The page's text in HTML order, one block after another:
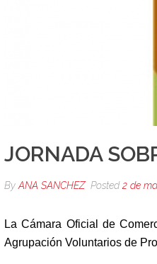
JORNADA
By ANA SANCHEZ Posted2 de
La Cámara Oficial de
Agrupación Voluntarios de